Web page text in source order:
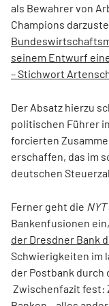
als Bewahrer von
Champions
seinem Entwurf
– Stichwort
Der Absatz hierzu
politischen Führer
forcierten
erschaffen, das im
deutschen
Ferner geht die NYT
Bankenfusionen
der Dresdner Bank
Schwierigkeiten im
der Postbank durch
Zwischenfazit fest: